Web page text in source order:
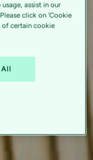
assist in our
click on 'Cookie
of certain cookie
All